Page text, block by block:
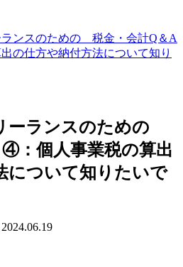
ンスのための 税金・会計Q＆A
の仕方や納付方法について知り
ーランスのための
：個人事業税の算出
について知りたいで